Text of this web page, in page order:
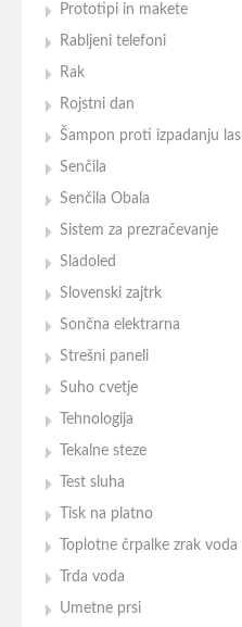
Prototipi in makete
Rabljeni telefoni
Rak
Rojstni dan
Šampon proti izpadanju las
Senčila
Senčila Obala
Sistem za prezračevanje
Sladoled
Slovenski zajtrk
Sončna elektrarna
Strešni paneli
Suho cvetje
Tehnologija
Tekalne steze
Test sluha
Tisk na platno
Toplotne črpalke zrak voda
Trda voda
Umetne prsi